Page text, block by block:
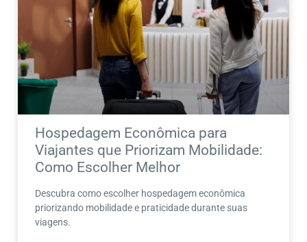
Hospedagem Econômica para
Viajantes que Priorizam Mobilidade:
Como Escolher Melhor
Descubra como escolher hospedagem econômica
priorizando mobilidade e praticidade durante suas
viagens.